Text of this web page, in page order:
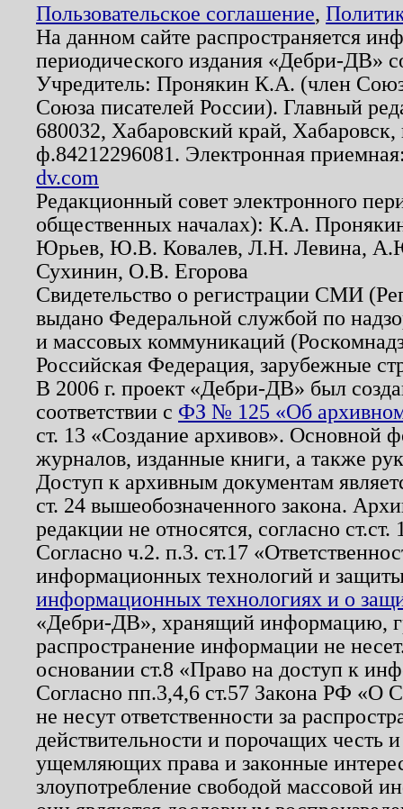
Пользовательское соглашение,
На данном сайте распространяется
периодического издания «Дебри-ДВ»
Учредитель: Пронякин К.А. (член
Союза писателей России). Главный
680032, Хабаровский край,
ф.84212296081. Электронная
dv.com
Редакционный совет электронного
общественных началах): К.А.
Юрьев, Ю.В. Ковалев, Л.Н. Левина,
Сухинин, О.В. Егорова
Свидетельство о регистрации СМИ
выдано Федеральной службой по
и массовых коммуникаций
Российская Федерация, зарубежные
В 2006 г. проект «Дебри-ДВ» был
соответствии с ФЗ № 125 «Об
ст. 13 «Создание архивов». Основной
журналов, изданные книги, а также
Доступ к архивным документам
ст. 24 вышеобозначенного закона.
редакции не относятся, согласно
Согласно ч.2. п.3. ст.17
информационных технологий и
информационных технологиях и о
«Дебри-ДВ», хранящий информацию,
распространение информации не
основании ст.8 «Право на доступ к
Согласно пп.3,4,6 ст.57 Закона РФ «О
не несут ответственности за
действительности и порочащих честь
ущемляющих права и законные
злоупотребление свободой массовой